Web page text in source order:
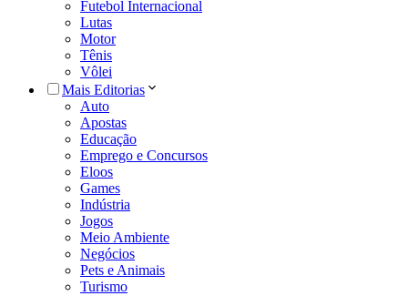
Futebol Internacional
Lutas
Motor
Tênis
Vôlei
Mais Editorias
Auto
Apostas
Educação
Emprego e Concursos
Eloos
Games
Indústria
Jogos
Meio Ambiente
Negócios
Pets e Animais
Turismo